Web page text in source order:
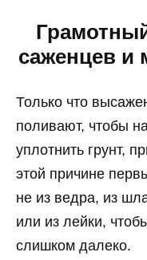
саженцев и
Только что
поливают, чтобы
уплотнить грунт,
этой причине
не из ведра, из
или из лейки,
слишком далеко.